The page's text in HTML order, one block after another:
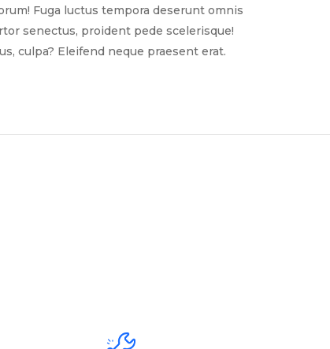
Fuga luctus tempora deserunt omnis
senectus, proident pede scelerisque!
culpa? Eleifend neque praesent erat.